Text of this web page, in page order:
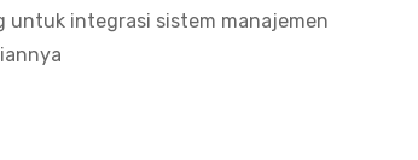
untuk integrasi sistem manajemen